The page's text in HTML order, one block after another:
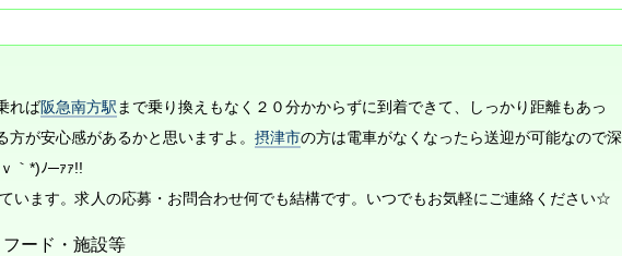
れば阪急南方駅 まで乗り換えもなく２０分かからずに到着できて、しっかり距離もあっ
方が安心感があるかと思いますよ。 摂津市の方は電車がなくなったら送迎が可能なので深
｀*)ﾉ─ｧｧ!!
います。求人の応募・お問合わせ何でも結構です。いつでもお気軽にご連絡ください☆
ード・施設等